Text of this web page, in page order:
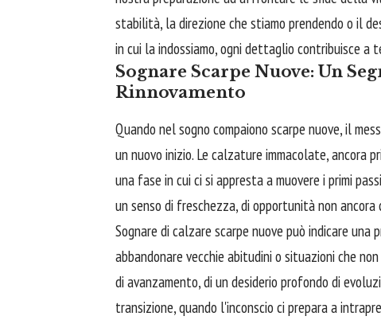
stabilità, la direzione che stiamo prendendo o il
in cui la indossiamo, ogni dettaglio contribuisce a
Sognare Scarpe Nuove: Un
Rinnovamento
Quando nel sogno compaiono scarpe nuove, il
un nuovo inizio. Le calzature immacolate, ancora
una fase in cui ci si appresta a muovere i primi
un senso di freschezza, di opportunità non
Sognare di calzare scarpe nuove può indicare
abbandonare vecchie abitudini o situazioni che
di avanzamento, di un desiderio profondo di
transizione, quando l'inconscio ci prepara a